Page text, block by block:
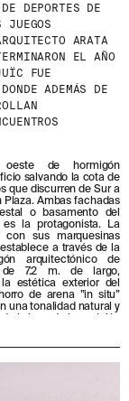
DEPORTES DE
JUEGOS
ARATA
EL AÑO
FUE
ADEMÁS DE
de hormigón
salvando la cota de
que discurren de Sur a
Plaza. Ambas fachadas
o basamento del
la protagonista. La
sus marquesinas
a través de la
arquitectónico de
de 7.2 m. de largo,
estética exterior del
de arena ”in situ”
una tonalidad natural y
RRSS
IG
IN
FB